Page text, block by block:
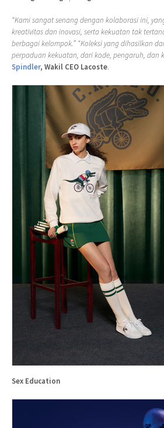
“Kami sangat senang dengan kolaborasi ini,
kreativitas dan inovasi, serta kekuatan tak
berbagai kelompok.” “Koleksi yang dihasilkan
perpaduan kekuatan, dari kode, pengaruh, dan
Spindler, Wakil CEO Lacoste.
Sex Education